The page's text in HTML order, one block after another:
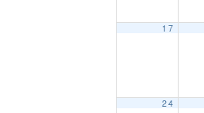
17
24